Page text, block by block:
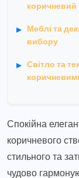
коричневий
Меблі та
вибору
Світло та
Спокійна
коричневого
стильного та
чудово